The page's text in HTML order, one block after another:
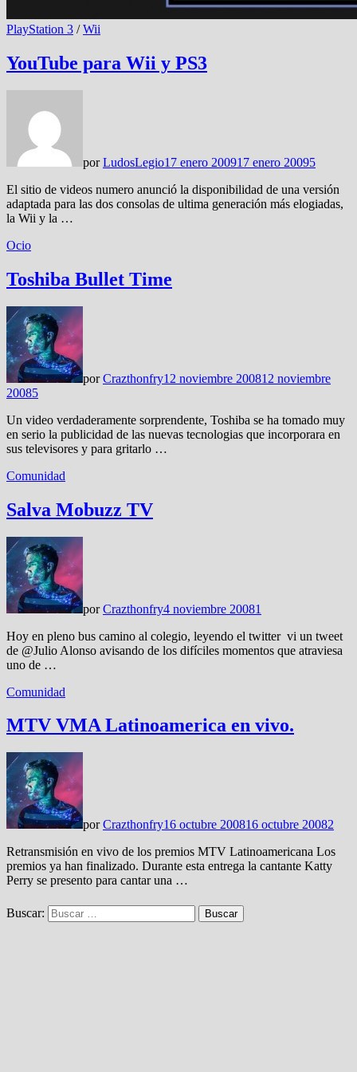
PlayStation 3 /Wii
YouTube para Wii y PS3
porLudosLegio17 enero 200917 enero 20095
El sitio de videos numero anunció la disponibilidad de una versión
adaptada para las dos consolas de ultima generación más elogiadas,
la Wii y la …
Ocio
Toshiba Bullet Time
porCrazthonfry12 noviembre 200812 noviembre
20085
Un video verdaderamente sorprendente, Toshiba se ha tomado muy
en serio la publicidad de las nuevas tecnologias que incorporara en
sus televisores y para gritarlo …
Comunidad
Salva Mobuzz TV
porCrazthonfry4 noviembre 20081
Hoy en pleno bus camino al colegio, leyendo el twitter vi un tweet
de @Julio Alonso avisando de los difíciles momentos que atraviesa
uno de …
Comunidad
MTV VMA Latinoamerica en vivo.
porCrazthonfry16 octubre 200816 octubre 20082
Retransmisión en vivo de los premios MTV Latinoamericana Los
premios ya han finalizado. Durante esta entrega la cantante Katty
Perry se presento para cantar una …
Buscar: